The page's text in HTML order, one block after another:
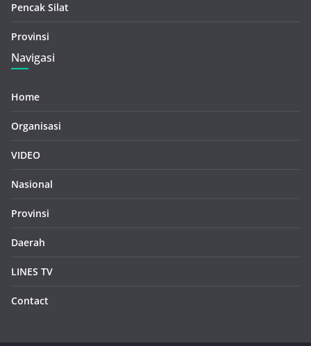
Pencak Silat
Provinsi
Navigasi
Home
Organisasi
VIDEO
Nasional
Provinsi
Daerah
LINES TV
Contact